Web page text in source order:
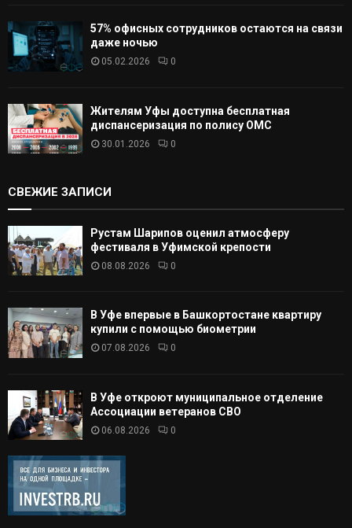
57% офисных сотрудников остаются на связи
даже ночью
05.02.2026 0
Жителям Уфы доступна бесплатная
диспансеризация по полису ОМС
30.01.2026 0
СВЕЖИЕ ЗАПИСИ
Рустам Шарипов оценил атмосферу
фестиваля в Уфимской крепости
08.08.2026 0
В Уфе впервые в Башкортостане квартиру
купили с помощью биометрии
07.08.2026 0
В Уфе откроют муниципальное отделение
Ассоциации ветеранов СВО
06.08.2026 0